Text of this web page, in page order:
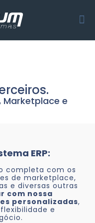
Marketplace e
ERP:
completa com os
de marketplace,
e diversas outras
com nossa
personalizadas,
e